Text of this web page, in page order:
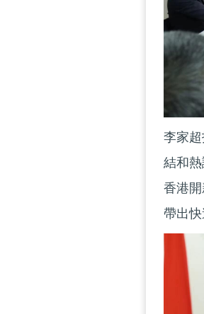
李家
結和
香港
帶出